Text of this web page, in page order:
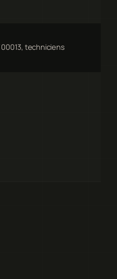
00013, techniciens